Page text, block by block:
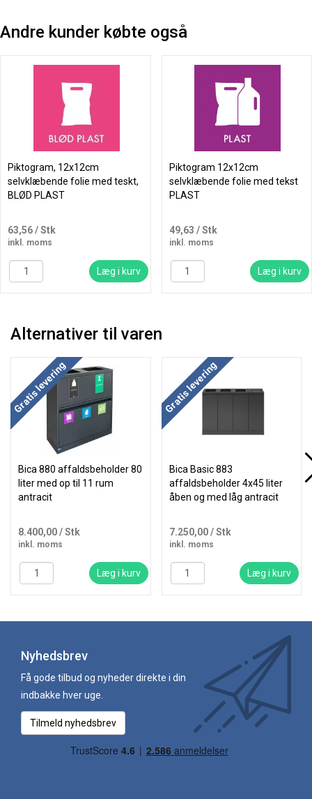
Andre kunder købte også
Piktogram, 12x12cm
selvklæbende folie med teskt,
BLØD PLAST
63,56/ Stk
inkl. moms
Læg i kurv
Piktogram 12x12cm
selvklæbende folie med tekst
PLAST
49,63 / Stk
inkl. moms
Læg i kurv
Alternativer til varen
Køb mere og spar
Gratis levering
Bica 880 affaldsbeholder 80
liter med op til 11 rum
antracit
8.400,00/ Stk
inkl. moms
Læg i kurv
Køb mere og spar
Gratis levering
Bica Basic 883
affaldsbeholder 4x45 liter
åben og med låg antracit
7.250,00/ Stk
inkl. moms
Læg i kurv
Nyhedsbrev
Få gode tilbud og nyheder direkte i din
indbakke hver uge.
Tilmeld nyhedsbrev